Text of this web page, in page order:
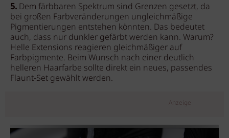
5. Dem färbbaren Spektrum sind Grenzen gesetzt, da
bei großen Farbveränderungen ungleichmäßige
Pigmentierungen entstehen könnten. Das bedeutet
auch, dass nur dunkler gefärbt werden kann. Warum?
Helle Extensions reagieren gleichmäßiger auf
Farbpigmente. Beim Wunsch nach einer deutlich
helleren Haarfarbe sollte direkt ein neues, passendes
Flaunt-Set gewählt werden.
Anzeige